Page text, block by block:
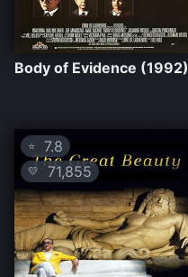
Body of Evidence (1992)
⭐ 7.8
💛 71,855